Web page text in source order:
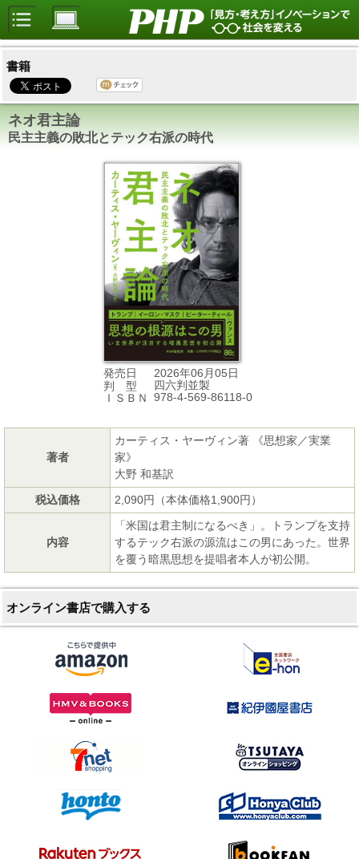
書籍
ネオ君主論
民主主義の敗北とテック右派の時代
発売日
2026年06月05日
判 型
四六判並製
ＩＳＢＮ
978-4-569-86118-0
著者
カーティス・ヤーヴィン著 《思想家／実業
家》
大野 和基訳
税込価格
2,090円（本体価格1,900円）
内容
「米国は君主制になるべき」。トランプを支持
するテック右派の源流はこの男にあった。世界
を覆う暗黒思想を提唱者本人が初公開。
オンライン書店で購入する